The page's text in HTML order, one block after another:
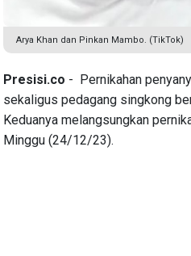
Arya Khan dan Pinkan Mambo. (TikTok)
Presisi.co - Pernikahan
sekaligus pedagang singkong
Keduanya melangsungkan
Minggu (24/12/23).